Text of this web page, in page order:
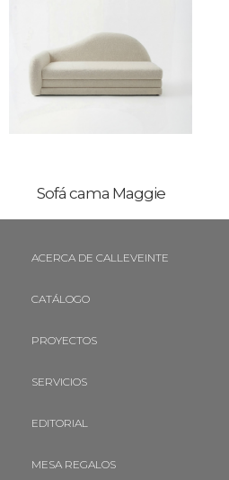
Sofá cama Maggie
ACERCA DE CALLEVEINTE
CATÁLOGO
PROYECTOS
SERVICIOS
EDITORIAL
MESA REGALOS